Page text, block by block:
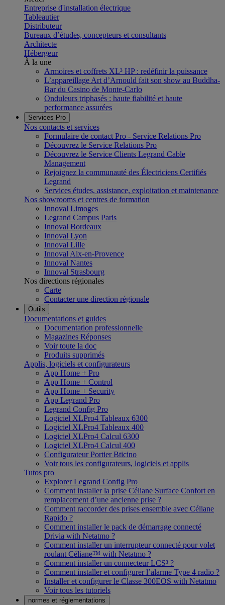
Entreprise d'installation électrique
Tableautier
Distributeur
Bureaux d’études, concepteurs et consultants
Architecte
Hébergeur
À la une
Armoires et coffrets XL³ HP : redéfinir la puissance
L’appareillage Art d’Arnould fait son show au Buddha-
Bar du Casino de Monte-Carlo
Onduleurs triphasés : haute fiabilité et haute
performance assurées
Services Pro
Nos contacts et services
Formulaire de contact Pro - Service Relations Pro
Découvrez le Service Relations Pro
Découvrez le Service Clients Legrand Cable
Management
Rejoignez la communauté des Électriciens Certifiés
Legrand
Services études, assistance, exploitation et maintenance
Nos showrooms et centres de formation
Innoval Limoges
Legrand Campus Paris
Innoval Bordeaux
Innoval Lyon
Innoval Lille
Innoval Aix-en-Provence
Innoval Nantes
Innoval Strasbourg
Nos directions régionales
Carte
Contacter une direction régionale
Outils
Documentations et guides
Documentation professionnelle
Magazines Réponses
Voir toute la doc
Produits supprimés
Applis, logiciels et configurateurs
App Home + Pro
App Home + Control
App Home + Security
App Legrand Pro
Legrand Config Pro
Logiciel XLPro4 Tableaux 6300
Logiciel XLPro4 Tableaux 400
Logiciel XLPro4 Calcul 6300
Logiciel XLPro4 Calcul 400
Configurateur Portier Bticino
Voir tous les configurateurs, logiciels et applis
Tutos pro
Explorer Legrand Config Pro
Comment installer la prise Céliane Surface Confort en
remplacement d’une ancienne prise ?
Comment raccorder des prises ensemble avec Céliane
Rapido ?
Comment installer le pack de démarrage connecté
Drivia with Netatmo ?
Comment installer un interrupteur connecté pour volet
roulant Céliane™ with Netatmo ?
Comment installer un connecteur LCS³ ?
Comment installer et configurer l’alarme Type 4 radio ?
Installer et configurer le Classe 300EOS with Netatmo
Voir tous les tutoriels
normes et réglementations